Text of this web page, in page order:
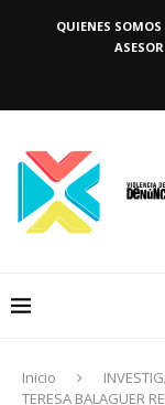
QUIENES SOMOS
Inicio
TERESA BALAGUER